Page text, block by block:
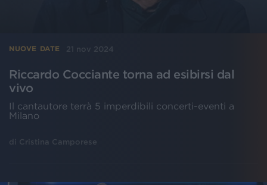
NUOVE DATE 21 nov 2024
Riccardo Cocciante torna ad esibirsi dal
vivo
Il cantautore terrà 5 imperdibili concerti-eventi a
Milano
di Cristina Camporese